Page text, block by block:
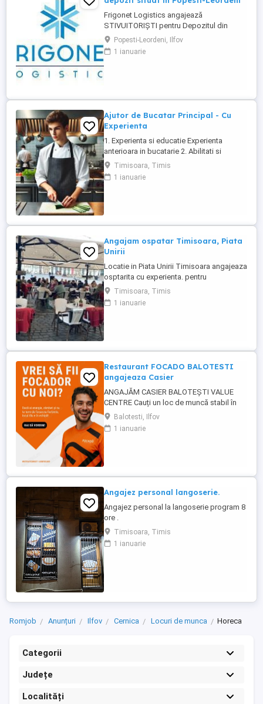
Frigonet Logistics angajează
STIVUITORIȘTI pentru Depozitul din
Popesti-Leordeni, Sos. Oltenitei, nr 251a!
Cauți un job stabil, bine plătit și cu
beneficii pe măsură? Alătură-te echipei
Popesti-Leordeni, Ilfov
1 ianuarie
Ajutor de Bucatar Principal - Cu
Experienta
1. Experienta si educatie Experienta
anterioara in bucatarie 2. Abilitati si
competente Capacitatea de a respecta
retetele si indicatiile bucatarului.
Rapiditate si atentie la detalii in pregatirea
Timisoara, Timis
1 ianuarie
Angajam ospatar Timisoara, Piata
Unirii
Locatie in Piata Unirii Timisoara angajeaza
osptarita cu experienta. pentru
programarea unui interviu, te rugam sa ne
contactezi telefonic
Timisoara, Timis
1 ianuarie
Restaurant FOCADO BALOTESTI
angajeaza Casier
ANGAJĂM CASIER BALOTEȘTI VALUE
CENTRE Cauți un loc de muncă stabil în
Balotești? Focado, unul dintre cele mai noi
și ambițioase lanțuri de restaurante fast-
food din România, își mărește echipa!
Balotesti, Ilfov
1 ianuarie
Angajez personal langoserie.
Angajez personal la langoserie program 8
ore .
Timisoara, Timis
1 ianuarie
Romjob Anunțuri Ilfov Cernica Locuri de munca Horeca
Categorii
Județe
Localități